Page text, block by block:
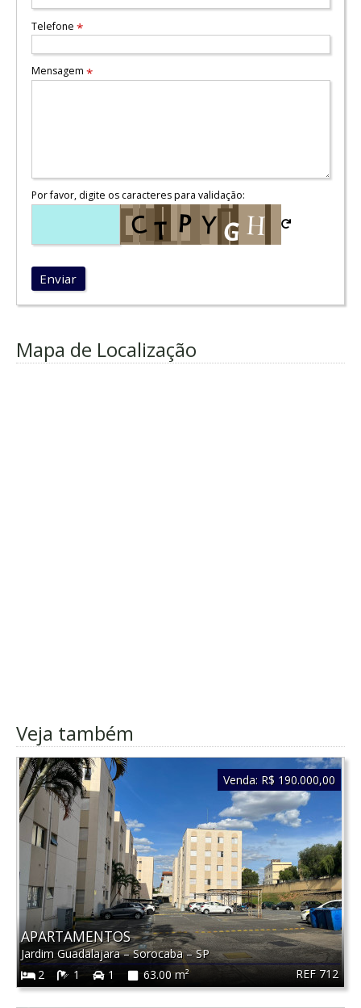
Telefone *
Mensagem *
Por favor, digite os caracteres para validação:
Enviar
Mapa de Localização
Veja também
REF 712
APARTAMENTOS
Jardim Guadalajara–Sorocaba–SP
2
1 1 63.00 m²
Venda: R$ 190.000,00